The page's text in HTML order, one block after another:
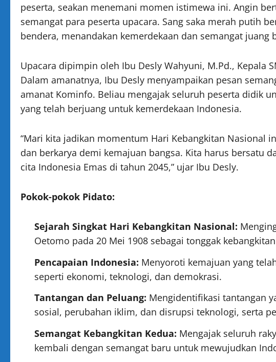
peserta, seakan menemani momen istimewa ini. Angin
semangat para peserta upacara. Sang saka merah putih
bendera, menandakan kemerdekaan dan semangat juang
Upacara dipimpin oleh Ibu Desly Wahyuni, M.Pd., Kepala
Dalam amanatnya, Ibu Desly menyampaikan pesan
amanat Kominfo. Beliau mengajak seluruh peserta didik
yang telah berjuang untuk kemerdekaan Indonesia.
“Mari kita jadikan momentum Hari Kebangkitan Nasional
dan berkarya demi kemajuan bangsa. Kita harus bersatu
cita Indonesia Emas di tahun 2045,” ujar Ibu Desly.
Pokok-pokok Pidato:
Sejarah Singkat Hari Kebangkitan Nasional:
Oetomo pada 20 Mei 1908 sebagai tonggak
Pencapaian Indonesia: Menyoroti kemajuan yang
seperti ekonomi, teknologi, dan demokrasi.
Tantangan dan Peluang: Mengidentifikasi tantangan
sosial, perubahan iklim, dan disrupsi teknologi, serta
Semangat Kebangkitan Kedua: Mengajak seluruh
kembali dengan semangat baru untuk mewujudkan